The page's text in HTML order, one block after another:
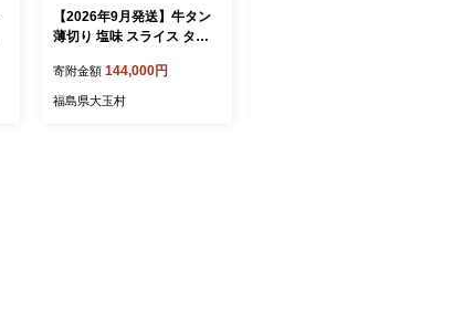
【2026年9月発送】牛タン
薄切り 塩味 スライス タン
牛肉 牛たん 牛タン塩 焼肉
BBQ バーベキュー キャン
寄附金額 144,000円
福島県大玉村